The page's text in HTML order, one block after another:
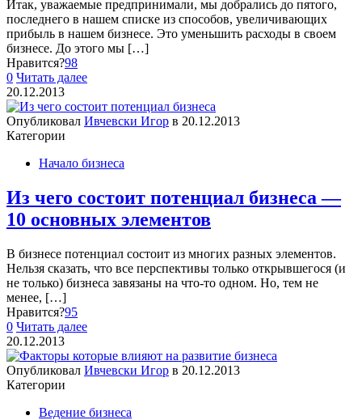
Итак, уважаемые предпринимали, мы добрались до пятого,
последнего в нашем списке из способов, увеличивающих
прибыль в нашем бизнесе. Это уменьшить расходы в своем
бизнесе. До этого мы […]
Нравится?98
0 Читать далее
20.12.2013
Опубликовал Ивчевски Игор в 20.12.2013
Категории
Начало бизнеса
Из чего состоит потенциал бизнеса —
10 основных элементов
В бизнесе потенциал состоит из многих разных элементов.
Нельзя сказать, что все перспективы только открывшегося (и
не только) бизнеса завязаны на что-то одном. Но, тем не
менее, […]
Нравится?95
0 Читать далее
20.12.2013
Опубликовал Ивчевски Игор в 20.12.2013
Категории
Ведение бизнеса